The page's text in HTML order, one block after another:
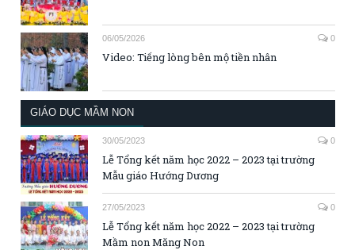
06/05/2026 0
Video: Tiếng lòng bên mộ tiền nhân
GIÁO DỤC MẦM NON
30/05/2023 0
Lễ Tổng kết năm học 2022 – 2023 tại trường
Mẫu giáo Hướng Dương
27/05/2023 0
Lễ Tổng kết năm học 2022 – 2023 tại trường
Mầm non Măng Non